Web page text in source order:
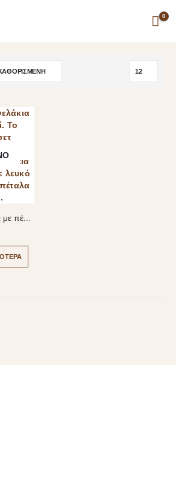
0
Πασχαλινά κουνελάκια με πέταλα λουλουδιών